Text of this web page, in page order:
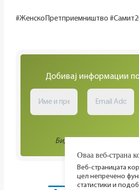
#ЖенскоПретприемништво
Добивај информации
Биди во тек со сите
Оваа веб-страна
Веб-страницата
цел непречено
статистики и